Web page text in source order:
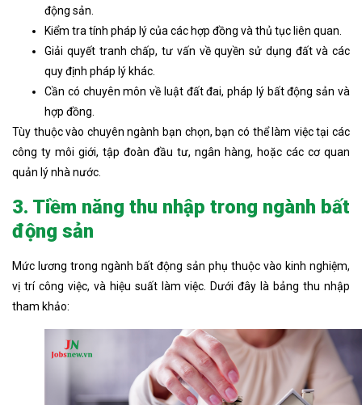
động sản.
Kiểm tra tính pháp lý của các hợp đồng và thủ tục liên quan.
Giải quyết tranh chấp, tư vấn về quyền sử dụng đất và các
quy định pháp lý khác.
Cần có chuyên môn về luật đất đai, pháp lý bất động sản và
hợp đồng.
Tùy thuộc vào chuyên ngành bạn chọn, bạn có thể làm việc tại các
công ty môi giới, tập đoàn đầu tư, ngân hàng, hoặc các cơ quan
quản lý nhà nước.
3. Tiềm năng thu nhập trong ngành bất
động sản
Mức lương trong ngành bất động sản phụ thuộc vào kinh nghiệm,
vị trí công việc, và hiệu suất làm việc. Dưới đây là bảng thu nhập
tham khảo: